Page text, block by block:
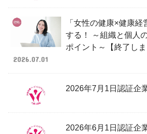
「女性の健康×健康経
する！ ～組織と個人
ポイント～【終了しま
2026.07.01
2026年7月1日認証企
2026年6月1日認証企